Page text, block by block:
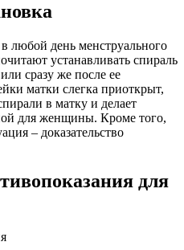
любой день менструального
устанавливать спираль
сразу же после ее
матки слегка приоткрыт,
в матку и делает
для женщины. Кроме того,
– доказательство
для